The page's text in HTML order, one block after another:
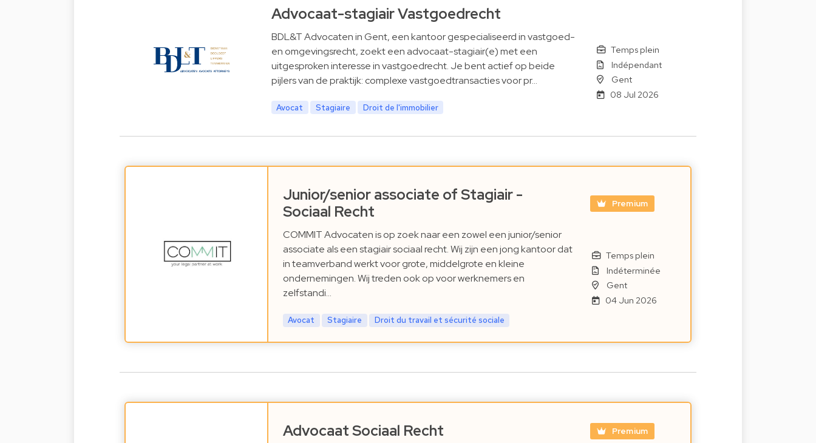
Advocaat-stagiair Vastgoedrecht
BDL&T Advocaten in Gent, een kantoor gespecialiseerd in vastgoed-
en omgevingsrecht, zoekt een advocaat-stagiair(e) met een
uitgesproken interesse in vastgoedrecht. Je bent actief op beide
pijlers van de praktijk: complexe vastgoedtransacties voor pr…
Avocat Stagiaire Droit de l'immobilier
Temps plein
Indépendant
Gent
08 Jul 2026
Junior/senior associate of Stagiair -
Sociaal Recht
Premium
COMMIT Advocaten is op zoek naar een zowel een junior/senior
associate als een stagiair sociaal recht. Wij zijn een jong kantoor dat
in teamverband werkt voor grote, middelgrote en kleine
ondernemingen. Wij treden ook op voor werknemers en
zelfstandi…
Avocat Stagiaire Droit du travail et sécurité sociale
Temps plein
Indéterminée
Gent
04 Jun 2026
Advocaat Sociaal Recht Premium